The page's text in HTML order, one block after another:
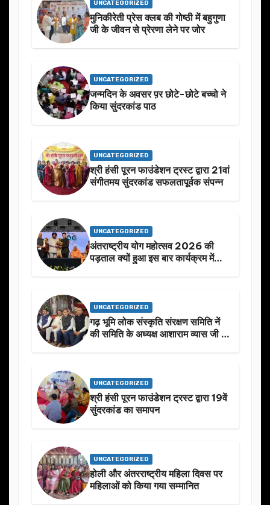
UNCATEGORIZED
मुनिकीरेती प्रेस क्लब की गोष्ठी में बहुगुणा
जी के जीवन से प्रेरणा लेने पर जोर
UNCATEGORIZED
जन्मदिन के अवसर प़र छोटे-छोटे बच्चो ने
किया सुंदरकांड पाठ
UNCATEGORIZED
श्री हंसी पूरन फाउंडेशन ट्रस्ट द्वारा 21वां
संगीतमय सुंदरकांड सफलतापूर्वक संपन्न
UNCATEGORIZED
अंतराष्ट्रीय योग महोत्सव 2026 की
पड़ताल क्यों हुआ इस बार कार्यक्रम में
UNCATEGORIZED
गढ़ भूमि लोक संस्कृति संरक्षण समिति नें
की समिति के अध्यक्ष आशाराम व्यास जी के
UNCATEGORIZED
श्री हंसी पूरन फाउंडेशन ट्रस्ट द्वारा 19वें
सुंदरकांड का समापन
UNCATEGORIZED
होली और अंतरराष्ट्रीय महिला दिवस पर
महिलाओं को किया गया सम्मानित